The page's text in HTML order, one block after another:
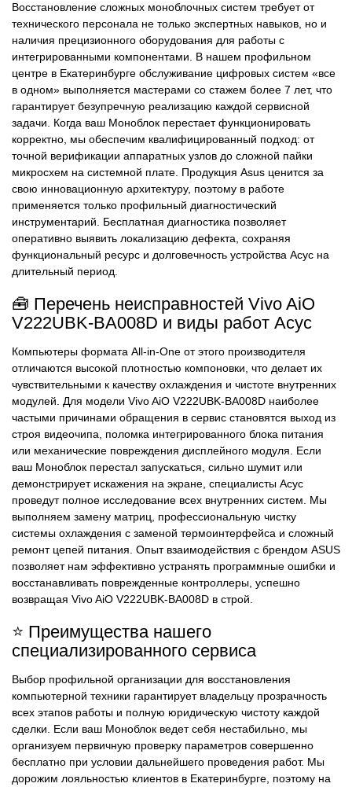
Восстановление сложных моноблочных систем требует от
технического персонала не только экспертных навыков, но и
наличия прецизионного оборудования для работы с
интегрированными компонентами. В нашем профильном
центре в Екатеринбурге обслуживание цифровых систем «все
в одном» выполняется мастерами со стажем более 7 лет, что
гарантирует безупречную реализацию каждой сервисной
задачи. Когда ваш Моноблок перестает функционировать
корректно, мы обеспечим квалифицированный подход: от
точной верификации аппаратных узлов до сложной пайки
микросхем на системной плате. Продукция Asus ценится за
свою инновационную архитектуру, поэтому в работе
применяется только профильный диагностический
инструментарий. Бесплатная диагностика позволяет
оперативно выявить локализацию дефекта, сохраняя
функциональный ресурс и долговечность устройства Асус на
длительный период.
🧰 Перечень неисправностей Vivo AiO
V222UBK-BA008D и виды работ Асус
Компьютеры формата All-in-One от этого производителя
отличаются высокой плотностью компоновки, что делает их
чувствительными к качеству охлаждения и чистоте внутренних
модулей. Для модели Vivo AiO V222UBK-BA008D наиболее
частыми причинами обращения в сервис становятся выход из
строя видеочипа, поломка интегрированного блока питания
или механические повреждения дисплейного модуля. Если
ваш Моноблок перестал запускаться, сильно шумит или
демонстрирует искажения на экране, специалисты Асус
проведут полное исследование всех внутренних систем. Мы
выполняем замену матриц, профессиональную чистку
системы охлаждения с заменой термоинтерфейса и сложный
ремонт цепей питания. Опыт взаимодействия с брендом ASUS
позволяет нам эффективно устранять программные ошибки и
восстанавливать поврежденные контроллеры, успешно
возвращая Vivo AiO V222UBK-BA008D в строй.
⭐ Преимущества нашего
специализированного сервиса
Выбор профильной организации для восстановления
компьютерной техники гарантирует владельцу прозрачность
всех этапов работы и полную юридическую чистоту каждой
сделки. Если ваш Моноблок ведет себя нестабильно, мы
организуем первичную проверку параметров совершенно
бесплатно при условии дальнейшего проведения работ. Мы
дорожим лояльностью клиентов в Екатеринбурге, поэтому на